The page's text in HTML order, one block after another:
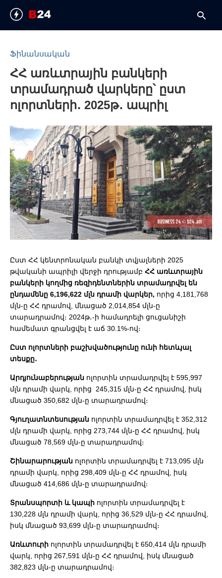
Ֆինանսական
ՀՀ առևտրային բանկերի
տրամադրած վարկերը՝ ըստ
ոլորտների․ 2025թ․ ապրիլ
Ըստ ՀՀ կենտրոնական բանկի տվյալների 2025
թվականի ապրիլի վերջի դրությամբ ՀՀ առևտրային
բանկերի կողմից ռեզիդենտներին տրամադրվել են
ընդամենը 6,196,622 մլն դրամի վարկեր, որից 4,181,768
մլն-ը ՀՀ դրամով, մնացած 2,014,854 մլն-ը
տարադրամով։ 2024թ․-ի համադրելի ցուցանիշի
համեմատ գրանցվել է աճ 30.1%-ով։
Ըստ ոլորտների բաշխվածությունը ունի հետևյալ
տեսքը․
Արդյունաբերության ոլորտին տրամադրվել է 595,997
մլն դրամի վարկ, որից 245,315 մլն-ը ՀՀ դրամով, իսկ
մնացած 350,682 մլն-ը տարադրամով։
Գյուղատնտեսության ոլորտին տրամադրվել է 352,312
մլն դրամի վարկ, որից 273,744 մլն-ը ՀՀ դրամով, իսկ
մնացած 78,569 մլն-ը տարադրամով։
Շինարարության ոլորտին տրամադրվել է 713,095 մլն
դրամի վարկ, որից 298,409 մլն-ը ՀՀ դրամով, իսկ
մնացած 414,686 մլն-ը տարադրամով։
Տրանսպորտի և կապի ոլորտին տրամադրվել է
130,228 մլն դրամի վարկ, որից 36,529 մլն-ը ՀՀ դրամով,
իսկ մնացած 93,699 մլն-ը տարադրամով։
Առևտուրի ոլորտին տրամադրվել է 650,414 մլն դրամի
վարկ, որից 267,591 մլն-ը ՀՀ դրամով, իսկ մնացած
382,823 մլն-ը տարադրամով։